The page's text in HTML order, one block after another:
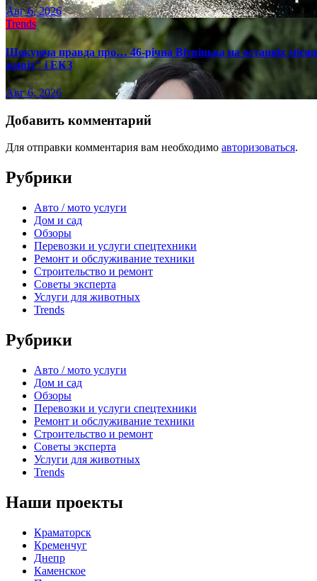
Авг 6, 2026
Trends
Шокуюча правда про… 46-річна Вітвіцька на останніх
живіт" і ЕКЗ
Авг 6, 2026
Добавить комментарий
Для отправки комментария вам необходимо авторизоваться.
Рубрики
Авто / мото услуги
Дом и сад
Обзоры
Перевозки и услуги спецтехники
Ремонт и обслуживание техники
Строительство и ремонт
Советы эксперта
Услуги для животных
Trends
Рубрики
Авто / мото услуги
Дом и сад
Обзоры
Перевозки и услуги спецтехники
Ремонт и обслуживание техники
Строительство и ремонт
Советы эксперта
Услуги для животных
Trends
Наши проекты
Краматорск
Кременчуг
Днепр
Каменское